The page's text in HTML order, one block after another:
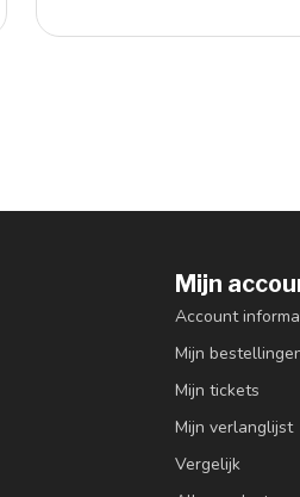
Mijn
Account
Mijn
Mijn tickets
Mijn verlanglijst
Vergelijk